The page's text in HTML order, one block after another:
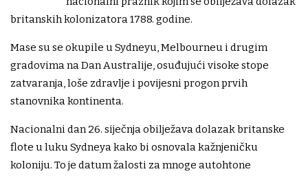
britanskih kolonizatora 1788. godine.
Mase su se okupile u Sydneyu, Melbourneu i drugim
gradovima na Dan Australije, osuđujući visoke stope
zatvaranja, loše zdravlje i povijesni progon prvih
stanovnika kontinenta.
Nacionalni dan 26. siječnja obilježava dolazak britanske
flote u luku Sydneya kako bi osnovala kažnjeničku
koloniju. To je datum žalosti za mnoge autohtone